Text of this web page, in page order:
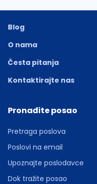
Blog
O nama
Česta pitanja
Kontaktirajte nas
Pronađite posao
Pretraga poslova
Poslovi na email
Upoznajte poslodavce
Dok tražite posao